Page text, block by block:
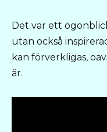
Det var ett
utan också
kan förverkligas,
är.